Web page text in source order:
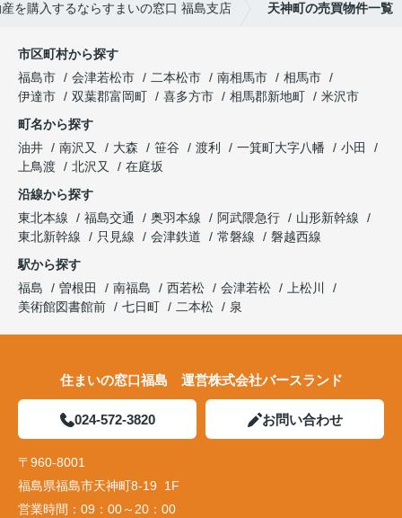
を購入するならすまいの窓口 福島支店 天神町の売買物件一覧
市区町村から探す
福島市
会津若松市 二本松市 南相馬市
相馬市
伊達市
双葉郡富岡町 喜多方市 相馬郡新地町
米沢市
町名から探す
油井
南沢又 大森 笹谷 渡利 一箕町大字八幡
小田
上鳥渡
北沢又
在庭坂
沿線から探す
東北本線
福島交通 奥羽本線 阿武隈急行
山形新幹線
東北新幹線
只見線 会津鉄道 常磐線
磐越西線
駅から探す
福島
曽根田 南福島 西若松 会津若松
上松川
美術館図書館前
七日町 二本松 泉
住まいの窓口福島 運営株式会社バースランド
024-572-3820 お問い合わせ
〒960-8001
福島県福島市天神町8-19 1F
営業時間： 09：00～20：00